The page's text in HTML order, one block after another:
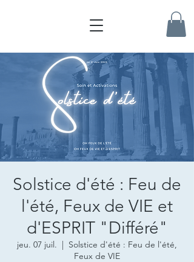
Solstice d'été : Feu de
l'été, Feux de VIE et
d'ESPRIT "Différé"
jeu. 07 juil.
  |
Solstice d'été : Feu de l'été,
Feux de VIE